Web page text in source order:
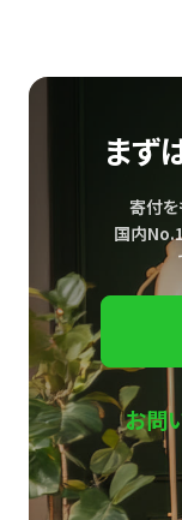
まず
寄付を
国内
お問